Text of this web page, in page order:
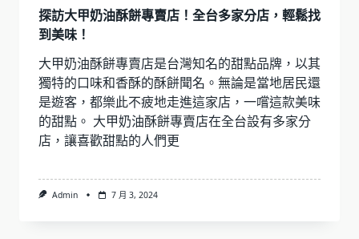
探訪大甲奶油酥餅專賣店！全台多家分店，輕鬆找
到美味！
大甲奶油酥餅專賣店是台灣知名的甜點品牌，以其
獨特的口味和香酥的酥餅聞名。無論是當地居民還
是遊客，都樂此不疲地走進這家店，一嚐這款美味
的甜點。 大甲奶油酥餅專賣店在全台設有多家分
店，讓喜歡甜點的人們更
Admin 7 月 3, 2024